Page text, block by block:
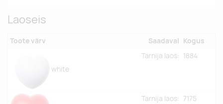
Laoseis
Toote värv Saadaval Kogus
white
Tarnija laos: 1884
Tarnija laos: 7175